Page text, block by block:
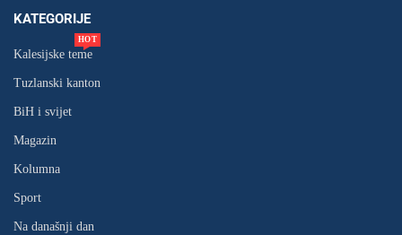
KATEGORIJE
Kalesijske teme
HOT
Tuzlanski kanton
BiH i svijet
Magazin
Kolumna
Sport
Na današnji dan